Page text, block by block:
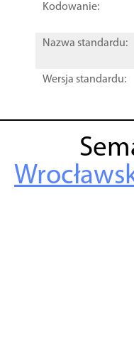
Kodowanie:
Nazwa standardu:
Wersja standardu: